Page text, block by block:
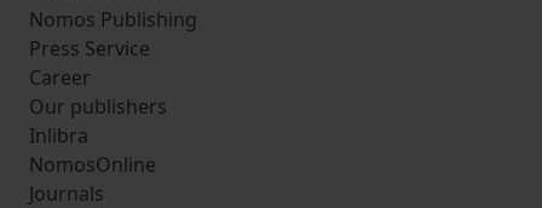
Nomos Publishing
Press Service
Career
Our publishers
Inlibra
NomosOnline
Journals